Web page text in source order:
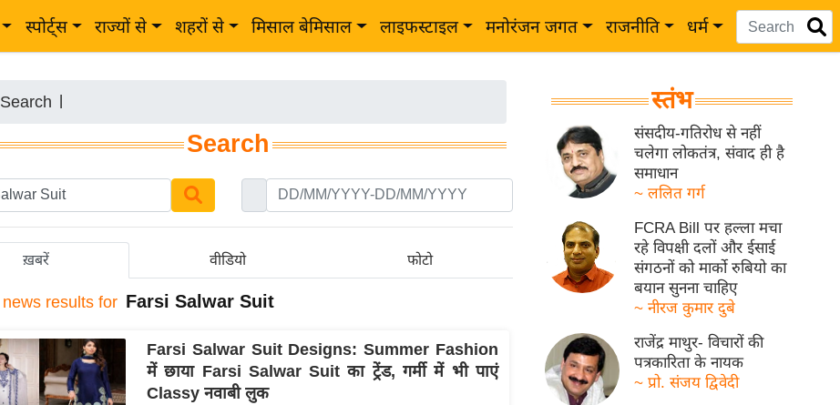
स्पोर्ट्स राज्यों से शहरों से मिसाल बेमिसाल लाइफस्टाइल मनोरंजन जगत राजनीति धर्म
Search
Search
ख़बरें वीडियो फोटो
news results for Farsi Salwar Suit
Farsi Salwar Suit Designs: Summer Fashion
में छाया Farsi Salwar Suit का ट्रेंड, गर्मी में भी पाएं
Classy नवाबी लुक
स्तंभ
संसदीय-गतिरोध से नहीं
चलेगा लोकतंत्र, संवाद ही है
समाधान
~ ललित गर्ग
FCRA Bill पर हल्ला मचा
रहे विपक्षी दलों और ईसाई
संगठनों को मार्को रुबियो का
बयान सुनना चाहिए
~ नीरज कुमार दुबे
राजेंद्र माथुर- विचारों की
पत्रकारिता के नायक
~ प्रो. संजय द्विवेदी